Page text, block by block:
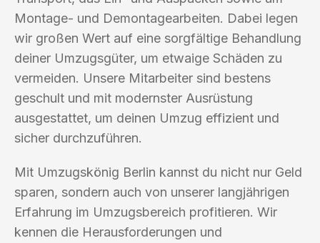
Montage- und Demontagearbeiten. Dabei legen
wir großen Wert auf eine sorgfältige Behandlung
deiner Umzugsgüter, um etwaige Schäden zu
vermeiden. Unsere Mitarbeiter sind bestens
geschult und mit modernster Ausrüstung
ausgestattet, um deinen Umzug effizient und
sicher durchzuführen.
Mit Umzugskönig Berlin kannst du nicht nur Geld
sparen, sondern auch von unserer langjährigen
Erfahrung im Umzugsbereich profitieren. Wir
kennen die Herausforderungen und